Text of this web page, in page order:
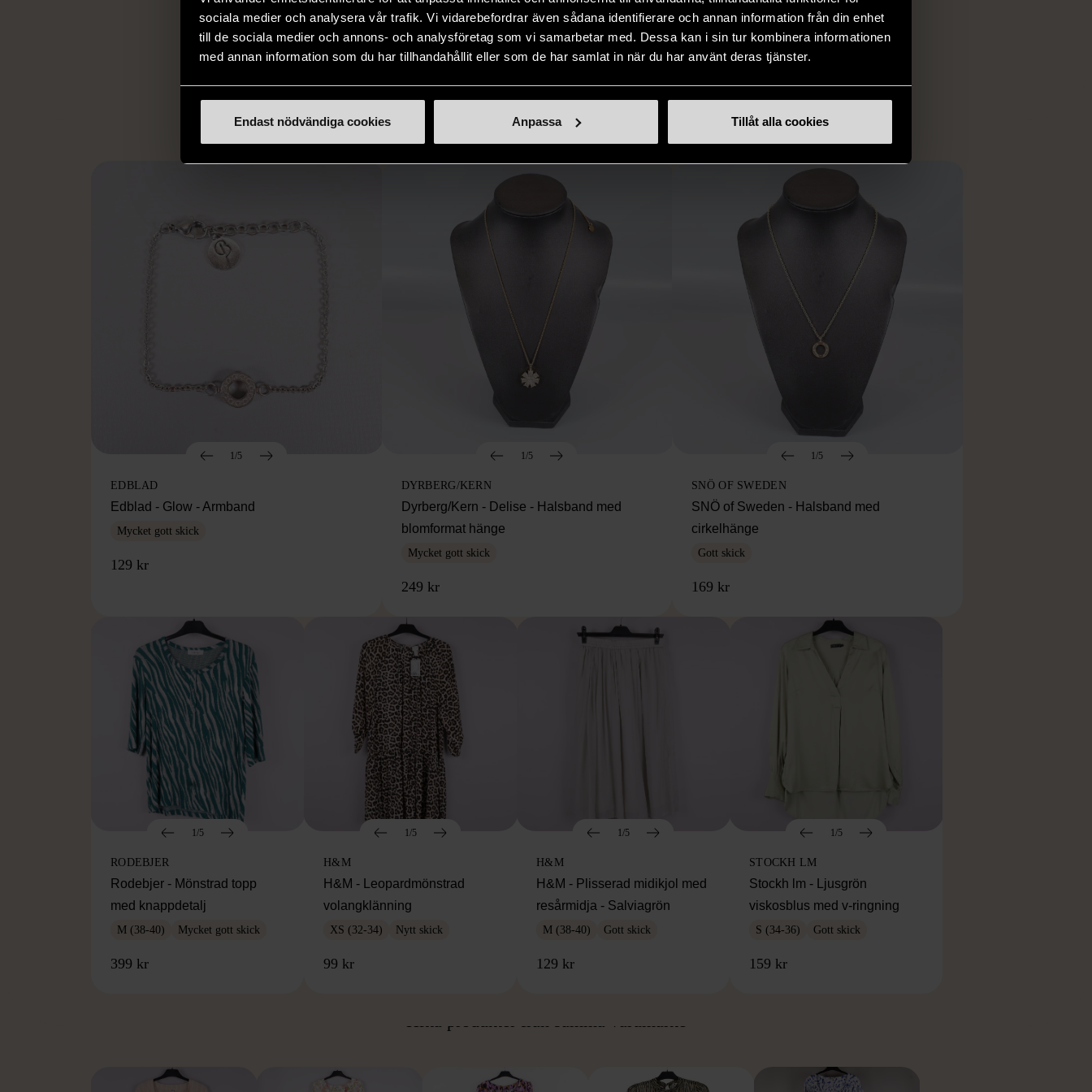
sociala medier och analysera vår trafik. Vi vidarebefordrar även sådana identifierare och annan information från din enhet
till de sociala medier och annons- och analysföretag som vi samarbetar med. Dessa kan i sin tur kombinera informationen
med annan information som du har tillhandahållit eller som de har samlat in när du har använt deras tjänster.
Endast nödvändiga cookies Anpassa Tillåt alla cookies
livssituationer och i våra butiker
arbetstränar personer som står
utanför arbetsmarknaden på ett
nyproducerade varor får du
möjlighet att återanvända och ge
nytt liv åt befintliga produkter.
butiker. Du har chansen att hitta
unika och originella föremål som
inte finns i vanliga butiker.
LIKNANDE PRODUKTER
Hitta produkter som påminner om denna
1/5
EDBLAD
Edblad - Glow - Armband
Mycket gott skick
129 kr
1/5
DYRBERG/KERN
Dyrberg/Kern - Delise - Halsband med
blomformat hänge
Mycket gott skick
249 kr
1/5
SNÖ OF SWEDEN
SNÖ of Sweden - Halsband med
cirkelhänge
Gott skick
169 kr
1/5
RODEBJER
Rodebjer - Mönstrad topp
med knappdetalj
M (38-40) Mycket gott skick
399 kr
1/5
H&M
H&M - Leopardmönstrad
volangklänning
XS (32-34) Nytt skick
99 kr
1/5
H&M
H&M - Plisserad midikjol med
resårmidja - Salviagrön
M (38-40) Gott skick
129 kr
1/5
STOCKH LM
Stockh lm - Ljusgrön
viskosblus med v-ringning
S (34-36) Gott skick
159 kr
Hitta produkter från samma varumärke